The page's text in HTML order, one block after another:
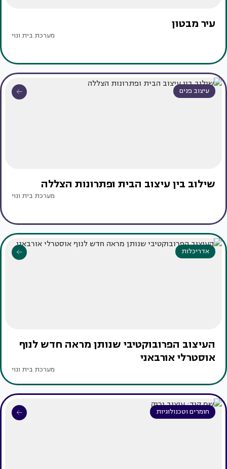
עיר מבטון
מערכת בית ונוי
עיצוב פנים
שילוב בין עיצוב הבית ופתרונות הצללה
מערכת בית ונוי
אדריכלות
העיצוב הפרובוקטיבי שנותן מראה חדש לנוף
אוסטרלי אורבאני
מערכת בית ונוי
חומרים וטכנולוגיות